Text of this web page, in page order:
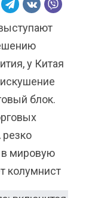
у Китая
блок.
в мировую
колумнист